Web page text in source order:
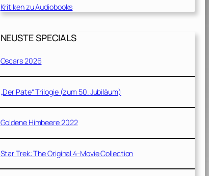
Kritiken zu Audiobooks
NEUSTE SPECIALS
Oscars 2026
„Der Pate“ Trilogie (zum 50. Jubiläum)
Goldene Himbeere 2022
Star Trek: The Original 4-Movie Collection